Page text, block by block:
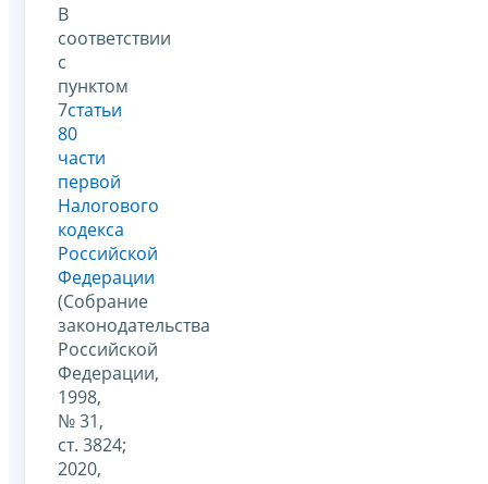
В
соответствии
с
пунктом
7статьи
80
части
первой
Налогового
кодекса
Российской
Федерации
(Собрание
законодательства
Российской
Федерации,
1998,
№ 31,
ст. 3824;
2020,